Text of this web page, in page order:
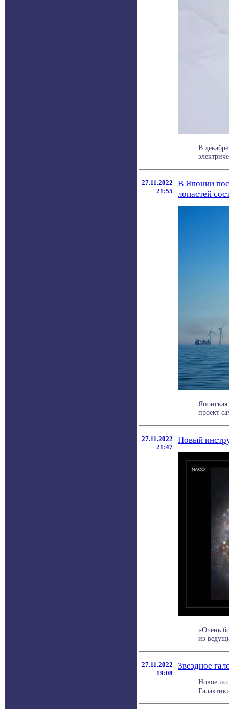
В
27.11.2022
21:55
В Японии
лопастей
Японская
проект
27.11.2022
21:47
Новый
«Очень
из
27.11.2022
19:08
Звездное
Новое